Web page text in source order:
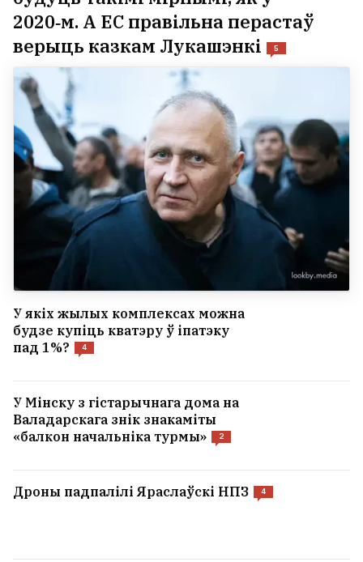
2020‑м. А ЕС правільна перастаў
верыць казкам Лукашэнкі
5
У якіх жылых комплексах можна
будзе купіць кватэру ў іпатэку
пад 1%?
4
У Мінску з гістарычнага дома на
Валадарскага знік знакаміты
«балкон начальніка турмы»
2
Дроны падпалілі Яраслаўскі НПЗ 4